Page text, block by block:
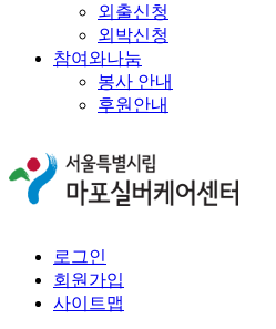
외출신청
외박신청
참여와나눔
봉사 안내
후원안내
로그인
회원가입
사이트맵